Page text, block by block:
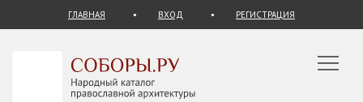
ГЛАВНАЯ ВХОД РЕГИСТРАЦИЯ